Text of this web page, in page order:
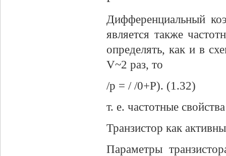
Дифференциальный
является также
определять, как и в
V~2 раз, то
/р = / /0+Р). (1.32)
т. е. частотные
Транзистор как
Параметры